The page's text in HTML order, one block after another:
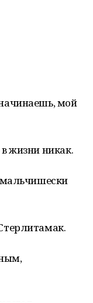
мой
жизни никак.
мальчишески